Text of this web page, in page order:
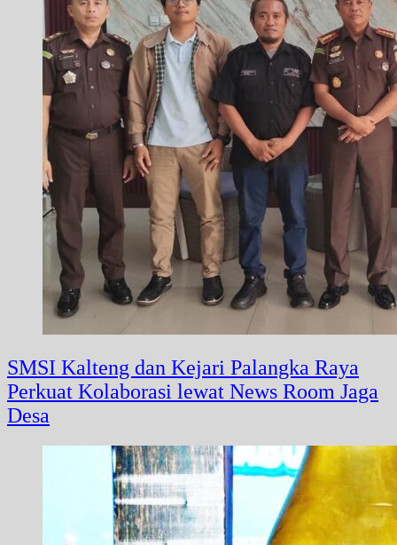
SMSI Kalteng dan Kejari Palangka Raya
Perkuat Kolaborasi lewat News Room Jaga
Desa